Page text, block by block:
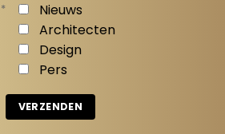
*
Nieuws
Architecten
Design
Pers